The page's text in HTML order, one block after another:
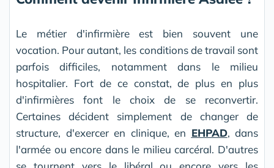
Le métier d'infirmière est bien souvent une
vocation. Pour autant, les conditions de travail sont
parfois difficiles, notamment dans le milieu
hospitalier. Fort de ce constat, de plus en plus
d'infirmières font le choix de se reconvertir.
Certaines décident simplement de changer de
structure, d'exercer en clinique, en EHPAD, dans
l'armée ou encore dans le milieu carcéral. D'autres